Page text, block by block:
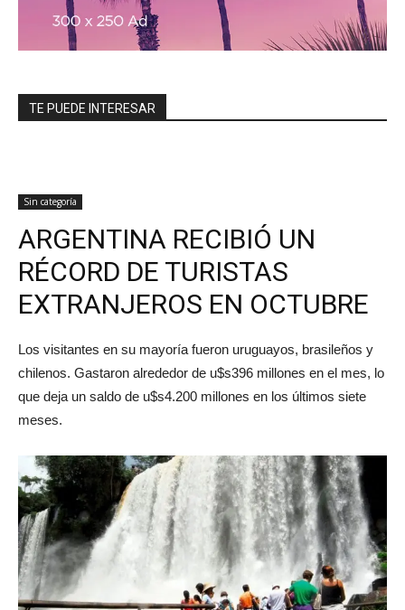
TE PUEDE INTERESAR